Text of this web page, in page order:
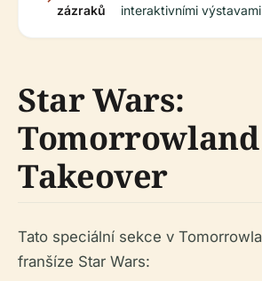
zázraků interaktivními
Star Wars:
Tomorrowland
Takeover
Tato speciální sekce v
franšíze Star Wars: